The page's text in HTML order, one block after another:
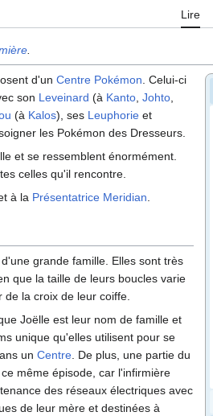
Lire
d'un Centre Pokémon . Celui-ci
son Leveinard (à Kanto Johto
(à Kalos), ses Leuphorie et
les Pokémon des Dresseurs.
et se ressemblent énormément.
celles qu'il rencontre.
à la Présentatrice Meridian
grande famille. Elles sont très
que la taille de leurs boucles varie
la croix de leur coiffe.
Joëlle est leur nom de famille et
unique qu'elles utilisent pour se
un Centre . De plus, une partie du
même épisode, car l'infirmière
des réseaux électriques avec
de leur mère et destinées à